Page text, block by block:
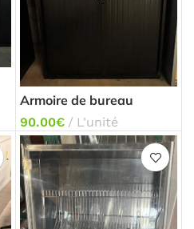
Armoire de bureau
90.00€ L'unité